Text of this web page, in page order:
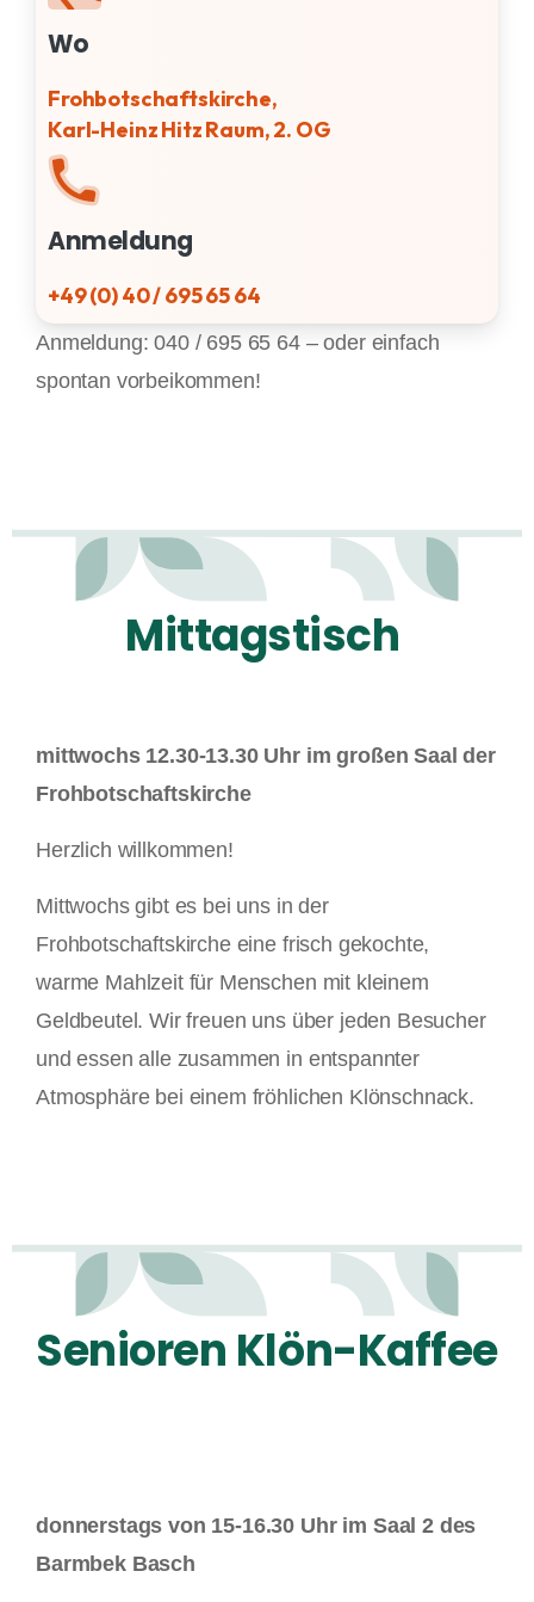
Wo
Frohbotschaftskirche,
Karl-Heinz Hitz Raum, 2. OG
Anmeldung
+49 (0) 40 / 695 65 64
Anmeldung: 040 / 695 65 64 – oder einfach
spontan vorbeikommen!
mittwochs 12.30-13.30 Uhr im großen Saal der
Frohbotschaftskirche
Herzlich willkommen!
Mittwochs gibt es bei uns in der
Frohbotschaftskirche eine frisch gekochte,
warme Mahlzeit für Menschen mit kleinem
Geldbeutel. Wir freuen uns über jeden Besucher
und essen alle zusammen in entspannter
Atmosphäre bei einem fröhlichen Klönschnack.
donnerstags von 15-16.30 Uhr im Saal 2 des
Barmbek Basch